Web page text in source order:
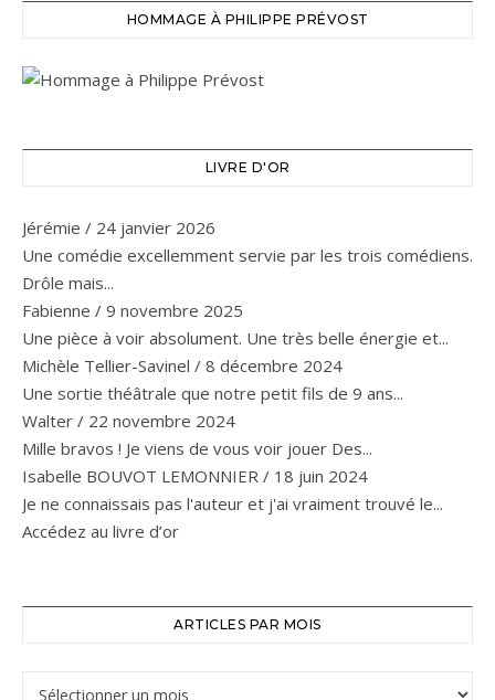
HOMMAGE À PHILIPPE PRÉVOST
LIVRE D'OR
Jérémie / 24 janvier 2026
Une comédie excellemment servie par les trois comédiens.
Drôle mais...
Fabienne / 9 novembre 2025
Une pièce à voir absolument. Une très belle énergie et...
Michèle Tellier-Savinel / 8 décembre 2024
Une sortie théâtrale que notre petit fils de 9 ans...
Walter / 22 novembre 2024
Mille bravos ! Je viens de vous voir jouer Des...
Isabelle BOUVOT LEMONNIER / 18 juin 2024
Je ne connaissais pas l'auteur et j'ai vraiment trouvé le...
Accédez au livre d’or
ARTICLES PAR MOIS